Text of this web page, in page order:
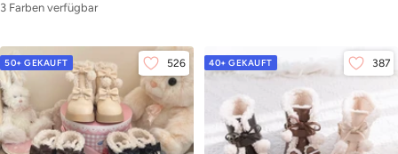
3 Farben verfügbar
50+ GEKAUFT 526 40+ GEKAUFT 387